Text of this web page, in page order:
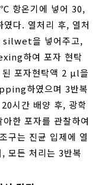
항온기에 넣어 30,
다. 열처리 후, 열처
을 넣어주고,
하여 포자 현탁
포자현탁액 2 μl을
하였으며 3반복
시간 배양 후, 광학
한 포자를 관찰하여
구는 진균 입제에 열
모든 처리는 3반복